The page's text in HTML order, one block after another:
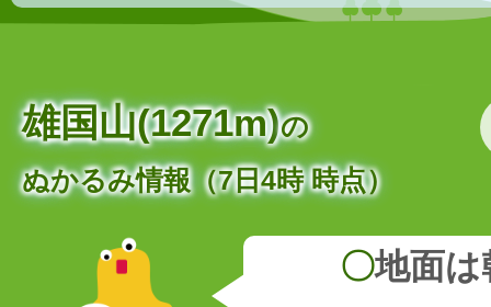
雄国山(1271m)の
ぬかるみ情報（7日4時 時点）
〇地面